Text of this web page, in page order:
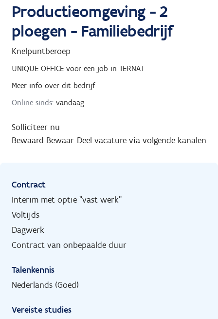
Productieomgeving - 2
ploegen - Familiebedrijf
Knelpuntberoep
UNIQUE OFFICE voor een job in TERNAT
Meer info over dit bedrijf
Online sinds: vandaag
Solliciteer nu
Bewaard Bewaar Deel vacature via volgende kanalen
Contract
Interim met optie "vast werk"
Voltijds
Dagwerk
Contract van onbepaalde duur
Talenkennis
Nederlands (Goed)
Vereiste studies